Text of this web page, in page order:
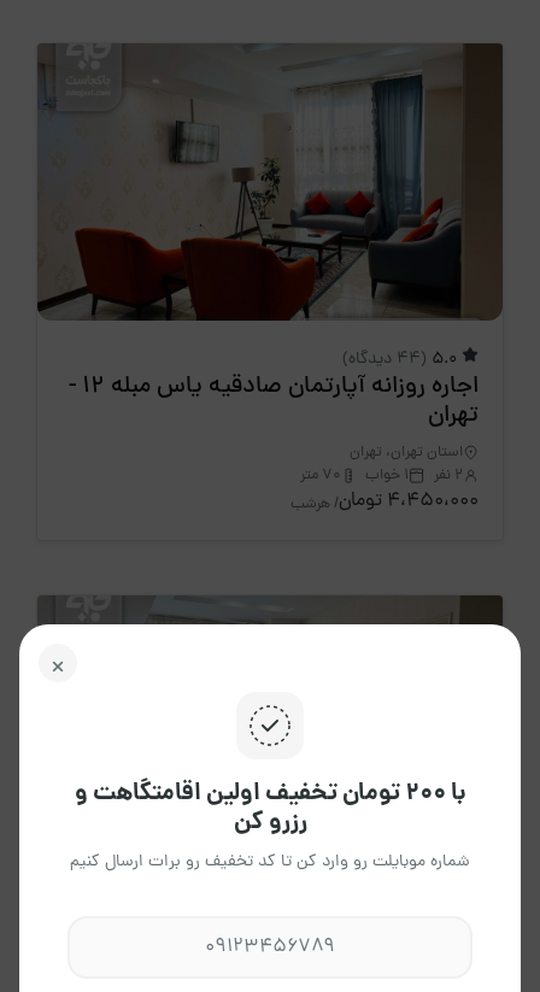
(44 دیدگاه)
اجاره روزانه آپارتمان صادقیه یاس مبله 12 -
تهران
استان تهران، تهران
2 نفر
1 خواب 70 متر
4،450،000 تومان / هرشب
با ۲۰۰ تومان تخفیف اولین اقامتگاهت و
رزرو کن
شماره موبایلت رو وارد کن تا کد تخفیف رو برات ارسال کنیم